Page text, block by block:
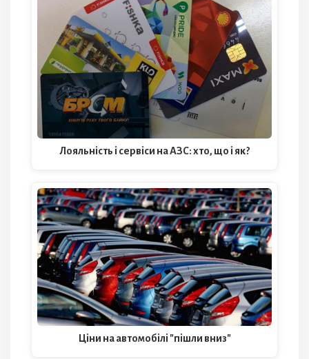
Лояльність і сервіси на АЗС: хто, що і як?
Ціни на автомобілі "пішли вниз"